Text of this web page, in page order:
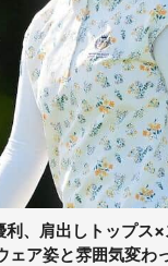
利、肩出しトップス
ェア姿と雰囲気変わ